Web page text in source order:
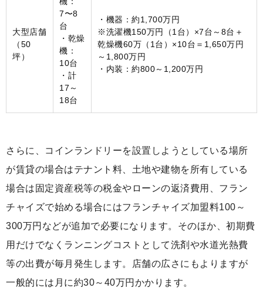
大型店舗
（50
坪）
7〜8
台
・乾燥
機：
10台
・計
17～
18台
・機器：約1,700万円
※洗濯機150万円（1台）×7台～8台＋
乾燥機60万（1台）×10台＝1,650万円
～1,800万円
・内装：約800～1,200万円
さらに、コインランドリーを設置しようとしている場所
が賃貸の場合はテナント料、土地や建物を所有している
場合は固定資産税等の税金やローンの返済費用、フラン
チャイズで始める場合にはフランチャイズ加盟料100～
300万円などが追加で必要になります。そのほか、初期費
用だけでなくランニングコストとして洗剤や水道光熱費
等の出費が毎月発生します。店舗の広さにもよりますが
一般的には月に約30～40万円かかります。